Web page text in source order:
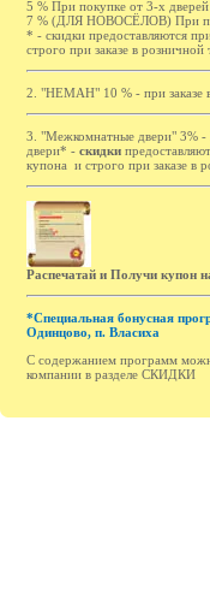
5 % При покупке от 3-х
7 % (ДЛЯ НОВОСЁЛОВ) При
* - cкидки предоставляются
строго при заказе в розничной
2. "НЕМАН" 10 % - при заказе в
3. "Межкомнатные двери" 3%
двери* - cкидки
купона и строго при заказе в
Распечатай и Получи купон
*Специальная бонусная
Одинцово, п. Власиха
С содержанием программ
компании в разделе СКИДКИ